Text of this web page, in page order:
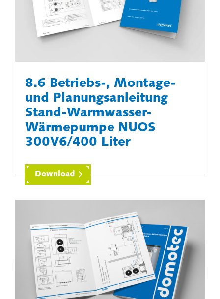
8.6 Betriebs-, Montage-
und Planungsanleitung
Stand-Warmwasser-
Wärmepumpe NUOS
300V6/400 Liter
Download